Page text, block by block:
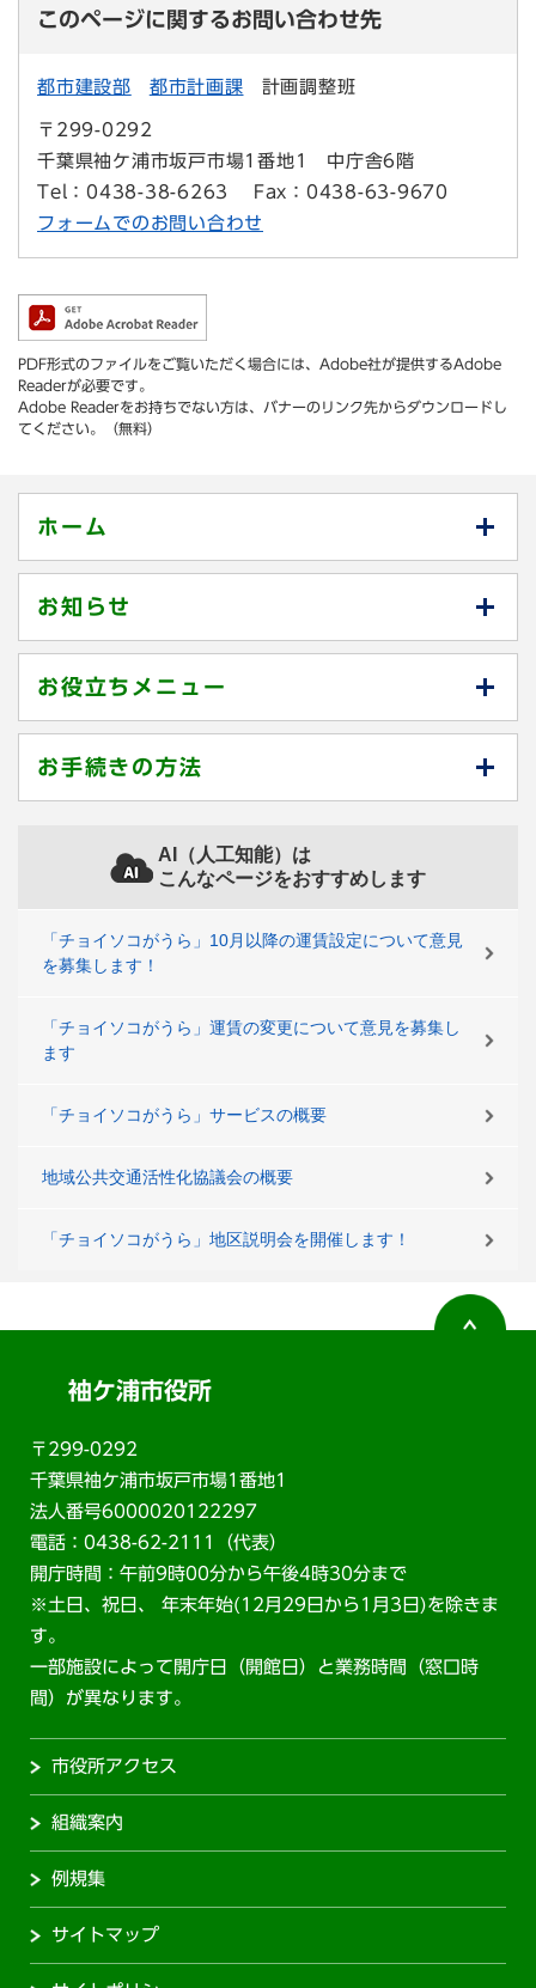
このページに関するお問い合わせ先
都市建設部 都市計画課 計画調整班
〒299-0292
千葉県袖ケ浦市坂戸市場1番地1 中庁舎6階
Tel：0438-38-6263
Fax：0438-63-9670
フォームでのお問い合わせ
PDF形式のファイルをご覧いただく場合には、Adobe社が提供するAdobe
Readerが必要です。
Adobe Readerをお持ちでない方は、バナーのリンク先からダウンロードし
てください。（無料）
ホーム
お知らせ
お役立ちメニュー
お手続きの方法
AI（人工知能）は
こんなページをおすすめします
「チョイソコがうら」10月以降の運賃設定について意見
を募集します！
「チョイソコがうら」運賃の変更について意見を募集し
ます
「チョイソコがうら」サービスの概要
地域公共交通活性化協議会の概要
「チョイソコがうら」地区説明会を開催します！
袖ケ浦市役所
〒299-0292
千葉県袖ケ浦市坂戸市場1番地1
法人番号6000020122297
電話：0438-62-2111（代表）
開庁時間：午前9時00分から午後4時30分まで
※土日、祝日、 年末年始(12月29日から1月3日)を除きま
す。
一部施設によって開庁日（開館日）と業務時間（窓口時
間）が異なります。
市役所アクセス
組織案内
例規集
サイトマップ